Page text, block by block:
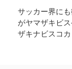
サッカー界に
がヤマザキビ
ザキナビスコ